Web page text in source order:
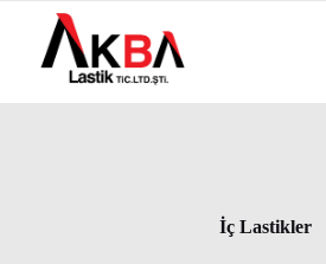
İç Lastikler